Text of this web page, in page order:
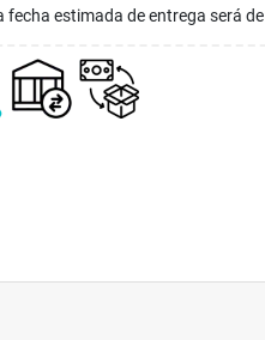
fecha estimada de entrega será de